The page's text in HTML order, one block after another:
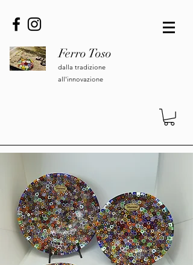
Ferro Toso
dalla tradizione
all'innovazione